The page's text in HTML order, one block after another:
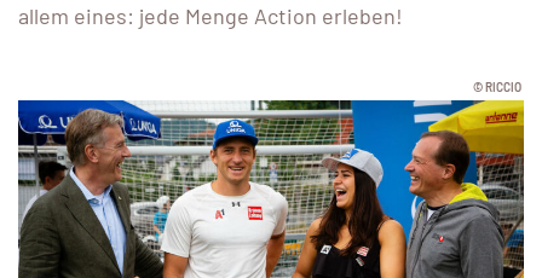
allem eines: jede Menge Action erleben!
© RICCIO